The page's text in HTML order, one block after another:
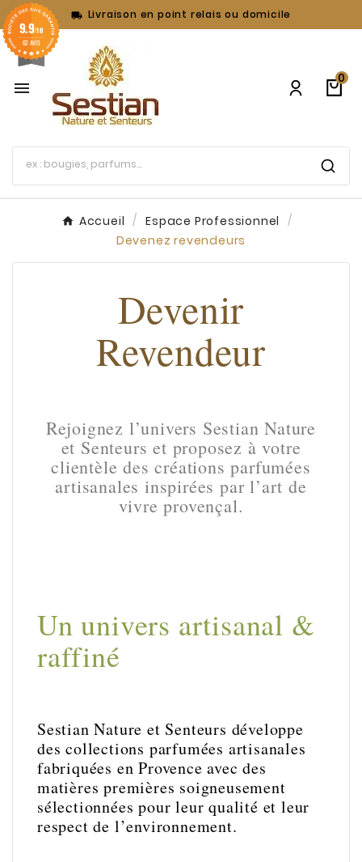
 Livraison en point relais ou domicile

0
Accueil
Espace Professionnel
Devenez revendeurs
Devenir
Revendeur
Rejoignez l’univers Sestian Nature
et Senteurs et proposez à votre
clientèle des créations parfumées
artisanales inspirées par l’art de
vivre provençal.
Un univers artisanal &
raffiné
Sestian Nature et Senteurs développe
des collections parfumées artisanales
fabriquées en Provence avec des
matières premières soigneusement
sélectionnées pour leur qualité et leur
respect de l’environnement.
9.9/10
62 AVIS